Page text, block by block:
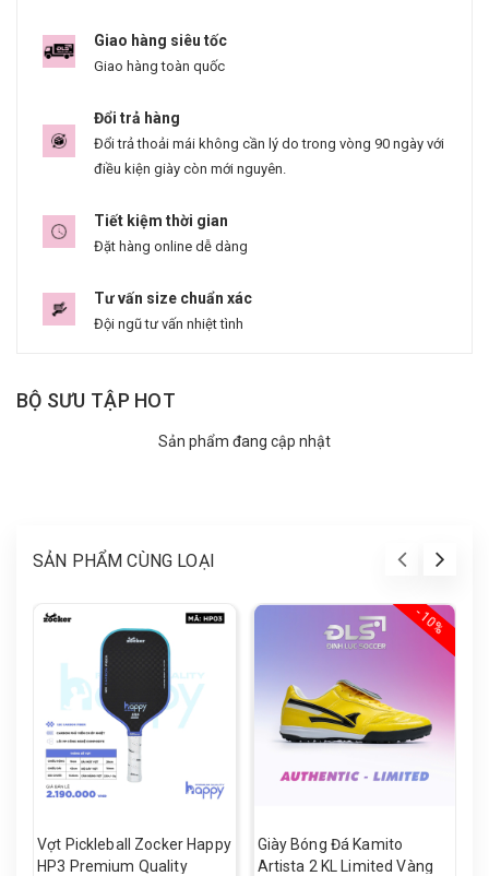
Giao hàng siêu tốc
Giao hàng toàn quốc
Đổi trả hàng
Đổi trả thoải mái không cần lý do trong vòng 90 ngày với
điều kiện giày còn mới nguyên.
Tiết kiệm thời gian
Đặt hàng online dễ dàng
Tư vấn size chuẩn xác
Đội ngũ tư vấn nhiệt tình
BỘ SƯU TẬP HOT
Sản phẩm đang cập nhật
SẢN PHẨM CÙNG LOẠI
Vợt Pickleball Zocker Happy
HP3 Premium Quality
- 10%
Giày Bóng Đá Kamito
Artista 2 KL Limited Vàng